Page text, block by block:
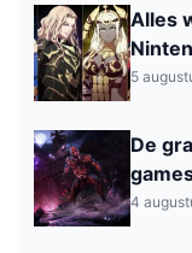
Alles
5
De
zijn
4